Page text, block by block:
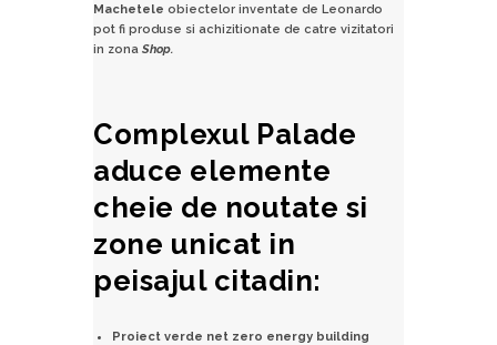
Machetele obiectelor inventate de Leonardo
pot fi produse si achizitionate de catre vizitatori
in zona Shop.
Complexul Palade
aduce elemente
cheie de noutate si
zone unicat in
peisajul citadin:
Proiect verde net zero energy building